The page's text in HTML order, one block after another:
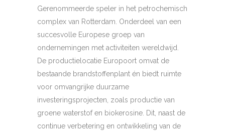
Gerenommeerde speler in het petrochemisch
complex van Rotterdam. Onderdeel van een
succesvolle Europese groep van
ondernemingen met activiteiten wereldwijd.
De productielocatie Europoort omvat de
bestaande brandstoffenplant én biedt ruimte
voor omvangrijke duurzame
investeringsprojecten, zoals productie van
groene waterstof en biokerosine. Dit, naast de
continue verbetering en ontwikkeling van de